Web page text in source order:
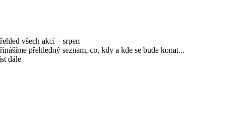
všech akcí – srpen
přehledný seznam, co, kdy a kde se bude konat...
dále